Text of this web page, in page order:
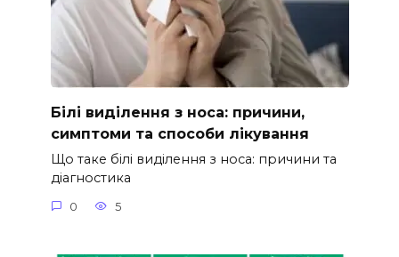
Білі виділення з носа: причини,
симптоми та способи лікування
Що таке білі виділення з носа: причини та
діагностика
0 5